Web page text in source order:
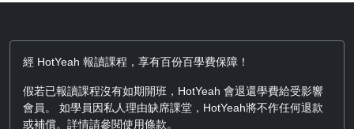
經 HotYeah 報讀課程，享有百份百學費保障！
假若已報讀課程沒有如期開班，HotYeah 會退還學費給受影響
會員。 如學員因私人理由缺席課堂，HotYeah將不作任何退款
或補償。詳情請參閱使用條款。